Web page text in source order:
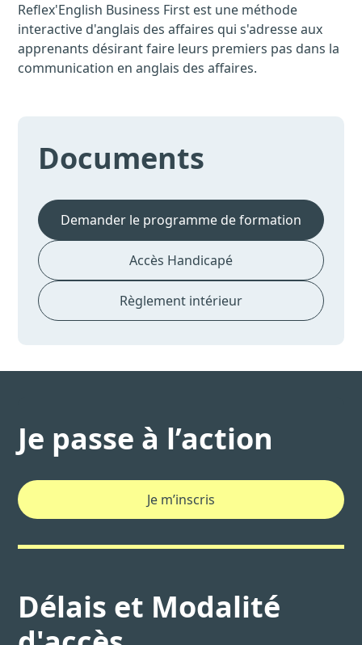
Reflex'English Business First est une méthode
interactive d'anglais des affaires qui s'adresse aux
apprenants désirant faire leurs premiers pas dans la
communication en anglais des affaires.
Documents
Demander le programme de formation
Accès Handicapé
Règlement intérieur
Je passe à l’action
Je m’inscris
Délais et Modalité